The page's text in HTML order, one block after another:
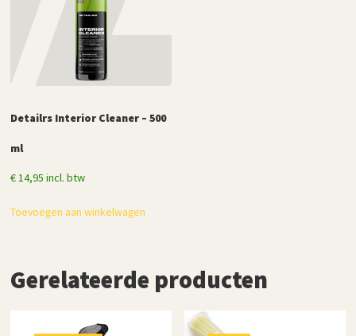
Detailrs Interior Cleaner – 500
ml
€14,95 incl. btw
Toevoegen aan winkelwagen
Gerelateerde producten